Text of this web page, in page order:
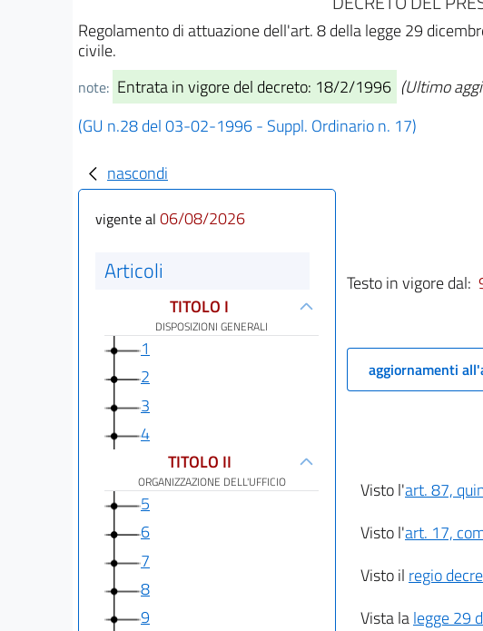
Regolamento di attuazione dell'art. 8 della legge 29
civile.
note: Entrata in vigore del decreto: 18/2/1996 (Ultimo
(GU n.28 del 03-02-1996 - Suppl. Ordinario n. 17)
nascondi
vigente al 06/08/2026
Articoli
TITOLO I
DISPOSIZIONI GENERALI
1
2
3
4
TITOLO II
ORGANIZZAZIONE DELL'UFFICIO
5
6
7
8
9
Testo in vigore dal:
aggiornamenti
Visto l'art. 87,
Visto l'art. 17,
Visto il regio
Vista lalegge 29